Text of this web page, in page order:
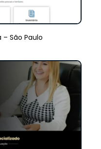
– São Paulo